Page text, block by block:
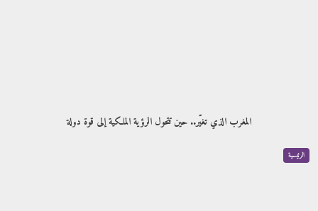
المغرب الذي تغيّر.. حين تتحول الرؤية الملكية إلى قوة دولة
الرئيسية